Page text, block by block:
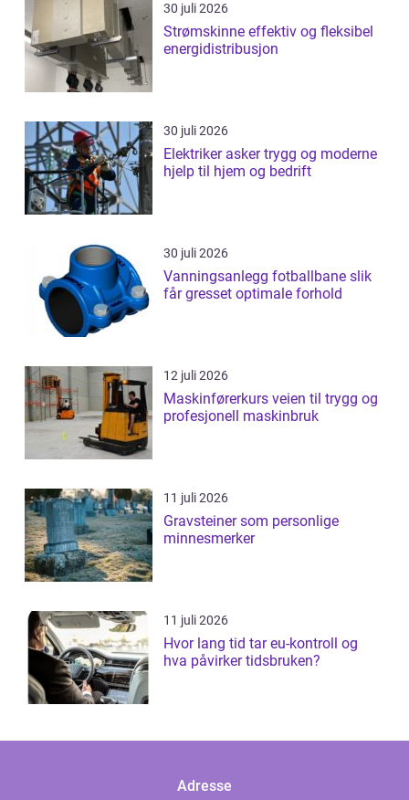
30 juli 2026
Strømskinne effektiv og fleksibel
energidistribusjon
30 juli 2026
Elektriker asker trygg og moderne
hjelp til hjem og bedrift
30 juli 2026
Vanningsanlegg fotballbane slik
får gresset optimale forhold
12 juli 2026
Maskinførerkurs veien til trygg og
profesjonell maskinbruk
11 juli 2026
Gravsteiner som personlige
minnesmerker
11 juli 2026
Hvor lang tid tar eu-kontroll og
hva påvirker tidsbruken?
Adresse